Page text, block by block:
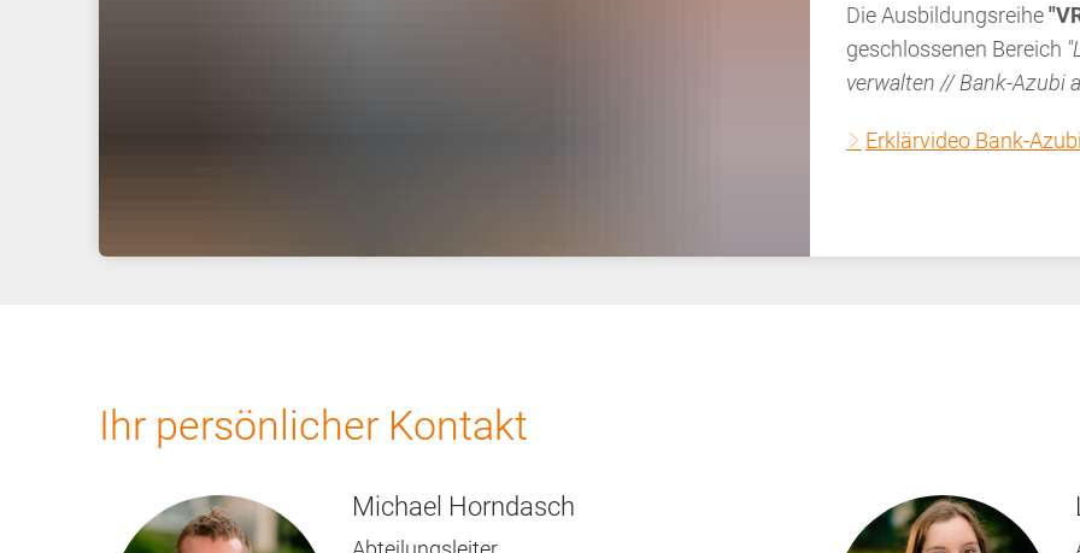
Die Ausbildungsreihe
geschlossenen Bereich
verwalten // Bank-Azubi
Erklärvideo Bank-
Ihr persönlicher Kontakt
Michael Horndasch